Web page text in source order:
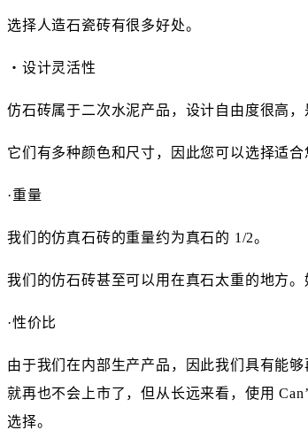
选择人造石瓷砖有很多好处。
・设计灵活性
仿石砖属于二次水泥产品，设计自由度很高
它们有多种颜色和尺寸，因此您可以选择适合
·重量
我们的仿真石砖的重量约为真石的 1/2。
我们的仿石砖甚至可以用在真石太重的地方
·性价比
由于我们在内部生产产品，因此我们具有能
就再也不会上市了，但从长远来看，使用
选择。